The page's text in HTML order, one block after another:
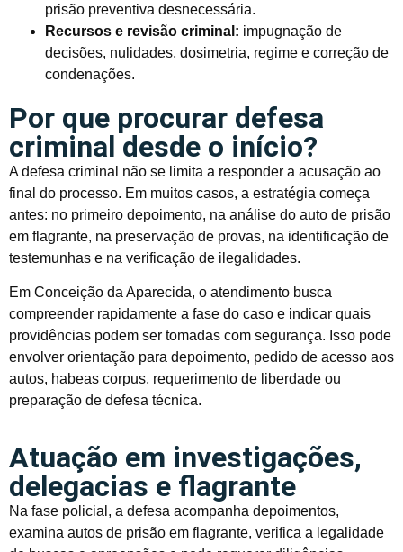
prisão preventiva desnecessária.
Recursos e revisão criminal: impugnação de
decisões, nulidades, dosimetria, regime e correção de
condenações.
Por que procurar defesa
criminal desde o início?
A defesa criminal não se limita a responder a acusação ao
final do processo. Em muitos casos, a estratégia começa
antes: no primeiro depoimento, na análise do auto de prisão
em flagrante, na preservação de provas, na identificação de
testemunhas e na verificação de ilegalidades.
Em Conceição da Aparecida, o atendimento busca
compreender rapidamente a fase do caso e indicar quais
providências podem ser tomadas com segurança. Isso pode
envolver orientação para depoimento, pedido de acesso aos
autos, habeas corpus, requerimento de liberdade ou
preparação de defesa técnica.
Atuação em investigações,
delegacias e flagrante
Na fase policial, a defesa acompanha depoimentos,
examina autos de prisão em flagrante, verifica a legalidade